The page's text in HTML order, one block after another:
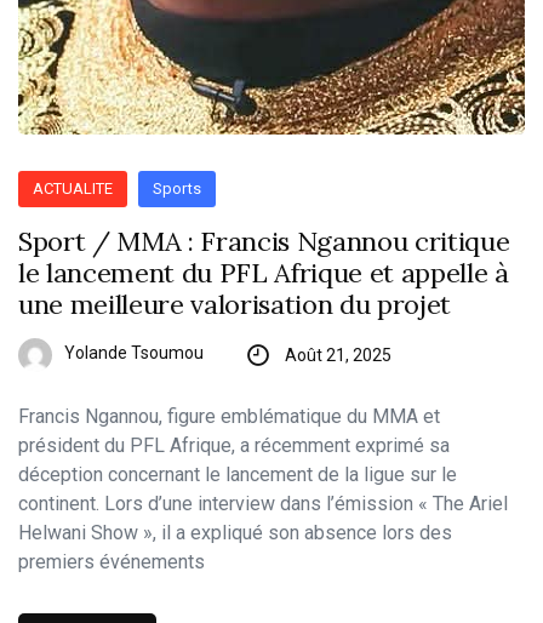
ACTUALITE Sports
Sport / MMA : Francis Ngannou critique
le lancement du PFL Afrique et appelle à
une meilleure valorisation du projet
Yolande Tsoumou Août 21, 2025
Francis Ngannou, figure emblématique du MMA et
président du PFL Afrique, a récemment exprimé sa
déception concernant le lancement de la ligue sur le
continent. Lors d’une interview dans l’émission « The Ariel
Helwani Show », il a expliqué son absence lors des
premiers événements